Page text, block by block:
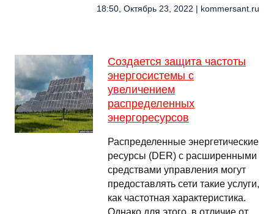
18:50, Октябрь 23, 2022 | kommersant.ru
Создается защита частоты
энергосистемы с
увеличением
распределенных
энергоресурсов
Распределенные энергетические
ресурсы (DER) с расширенными
средствами управления могут
предоставлять сети такие услуги,
как частотная характеристика.
Однако для этого, в отличие от